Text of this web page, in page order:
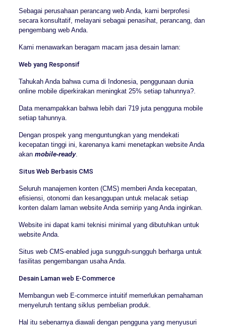
Sebagai perusahaan perancang web Anda, kami berprofesi
secara konsultatif, melayani sebagai penasihat, perancang, dan
pengembang web Anda.
Kami menawarkan beragam macam jasa desain laman:
Web yang Responsif
Tahukah Anda bahwa cuma di Indonesia, penggunaan dunia
online mobile diperkirakan meningkat 25% setiap tahunnya?.
Data menampakkan bahwa lebih dari 719 juta pengguna mobile
setiap tahunnya.
Dengan prospek yang menguntungkan yang mendekati
kecepatan tinggi ini, karenanya kami menetapkan website Anda
akan mobile-ready.
Situs Web Berbasis CMS
Seluruh manajemen konten (CMS) memberi Anda kecepatan,
efisiensi, otonomi dan kesanggupan untuk melacak setiap
konten dalam laman website Anda semirip yang Anda inginkan.
Website ini dapat kami teknisi minimal yang dibutuhkan untuk
website Anda.
Situs web CMS-enabled juga sungguh-sungguh berharga untuk
fasilitas pengembangan usaha Anda.
Desain Laman web E-Commerce
Membangun web E-commerce intuitif memerlukan pemahaman
menyeluruh tentang siklus pembelian produk.
Hal itu sebenarnya diawali dengan pengguna yang menyusuri